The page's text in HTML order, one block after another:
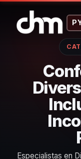
Especialistas en